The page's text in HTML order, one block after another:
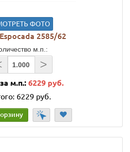
ФОТО
2585/62
м.п.:
>
м.п.: 6229 руб.
6229 руб.